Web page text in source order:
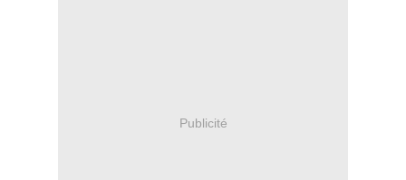
Publicité